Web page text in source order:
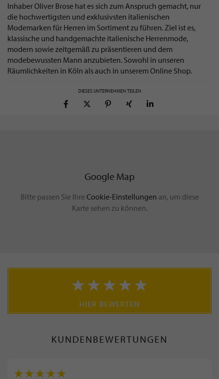
Inhaber Oliver Brose hat es sich zum Anspruch gemacht, nur
die hochwertigsten und exklusivsten italienischen
Modemarken für Herren im Sortiment zu führen. Ziel ist es,
klassische und handgemachte italienische Herrenmode,
modern sowie zeitgemäß zu präsentieren und dem
modebewussten Mann anzubieten. Sowohl in unseren
Räumlichkeiten in Köln als auch in unserem Online Shop.
DIESES UNTERNEHMEN TEILEN
Google Map
Bitte passen Sie Ihre Cookie-Einstellungen an, um diese
Karte sehen zu können.
HIER BEWERTEN
KUNDENBEWERTUNGEN